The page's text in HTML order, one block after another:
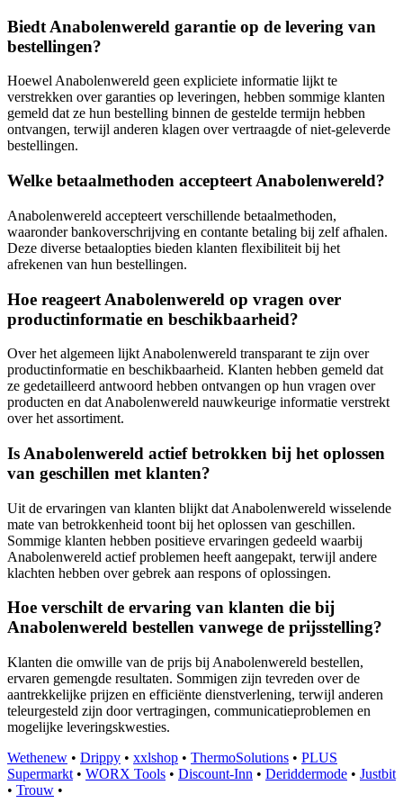
Biedt Anabolenwereld garantie op de levering van
bestellingen?
Hoewel Anabolenwereld geen expliciete informatie lijkt te
verstrekken over garanties op leveringen, hebben sommige klanten
gemeld dat ze hun bestelling binnen de gestelde termijn hebben
ontvangen, terwijl anderen klagen over vertraagde of niet-geleverde
bestellingen.
Welke betaalmethoden accepteert Anabolenwereld?
Anabolenwereld accepteert verschillende betaalmethoden,
waaronder bankoverschrijving en contante betaling bij zelf afhalen.
Deze diverse betaalopties bieden klanten flexibiliteit bij het
afrekenen van hun bestellingen.
Hoe reageert Anabolenwereld op vragen over
productinformatie en beschikbaarheid?
Over het algemeen lijkt Anabolenwereld transparant te zijn over
productinformatie en beschikbaarheid. Klanten hebben gemeld dat
ze gedetailleerd antwoord hebben ontvangen op hun vragen over
producten en dat Anabolenwereld nauwkeurige informatie verstrekt
over het assortiment.
Is Anabolenwereld actief betrokken bij het oplossen
van geschillen met klanten?
Uit de ervaringen van klanten blijkt dat Anabolenwereld wisselende
mate van betrokkenheid toont bij het oplossen van geschillen.
Sommige klanten hebben positieve ervaringen gedeeld waarbij
Anabolenwereld actief problemen heeft aangepakt, terwijl andere
klachten hebben over gebrek aan respons of oplossingen.
Hoe verschilt de ervaring van klanten die bij
Anabolenwereld bestellen vanwege de prijsstelling?
Klanten die omwille van de prijs bij Anabolenwereld bestellen,
ervaren gemengde resultaten. Sommigen zijn tevreden over de
aantrekkelijke prijzen en efficiënte dienstverlening, terwijl anderen
teleurgesteld zijn door vertragingen, communicatieproblemen en
mogelijke leveringskwesties.
Wethenew • Drippy • xxlshop • ThermoSolutions • PLUS
Supermarkt • WORX Tools • Discount-Inn • Deriddermode • Justbit
• Trouw •